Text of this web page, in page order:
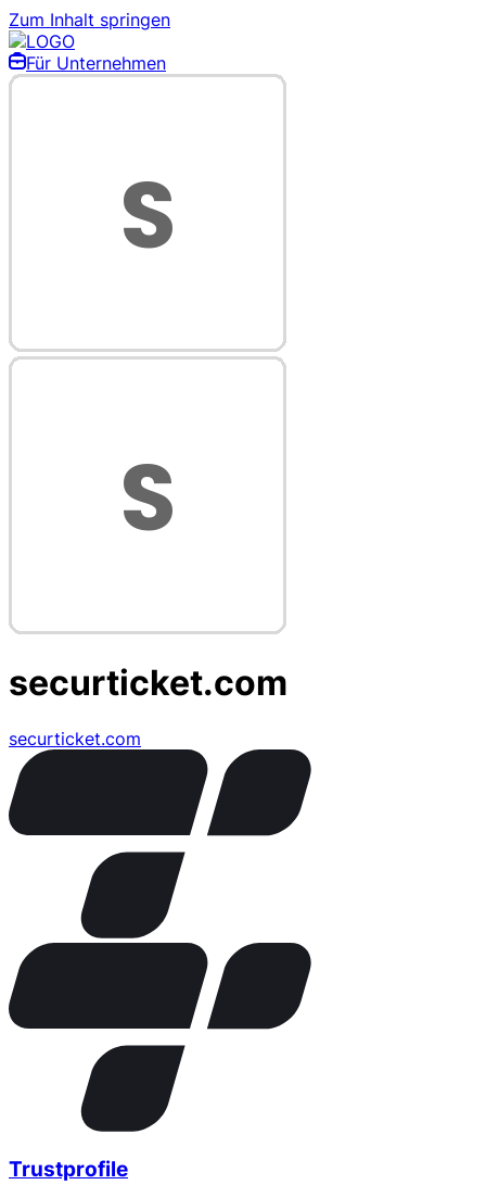
Zum Inhalt springen
Für Unternehmen
securticket.com
securticket.com
Trustprofile